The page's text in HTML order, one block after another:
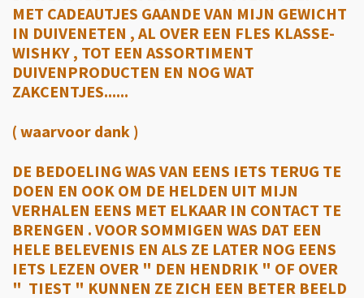
MET CADEAUTJES GAANDE VAN MIJN GEWICHT
IN DUIVENETEN , AL OVER EEN FLES KLASSE-
WISHKY , TOT EEN ASSORTIMENT
DUIVENPRODUCTEN EN NOG WAT
ZAKCENTJES......
( waarvoor dank )
DE BEDOELING WAS VAN EENS IETS TERUG TE
DOEN EN OOK OM DE HELDEN UIT MIJN
VERHALEN EENS MET ELKAAR IN CONTACT TE
BRENGEN . VOOR SOMMIGEN WAS DAT EEN
HELE BELEVENIS EN ALS ZE LATER NOG EENS
IETS LEZEN OVER " DEN HENDRIK " OF OVER
" TIEST " KUNNEN ZE ZICH EEN BETER BEELD